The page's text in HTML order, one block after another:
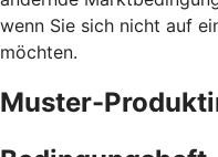
wenn Sie sich nicht auf
möchten.
Muster-